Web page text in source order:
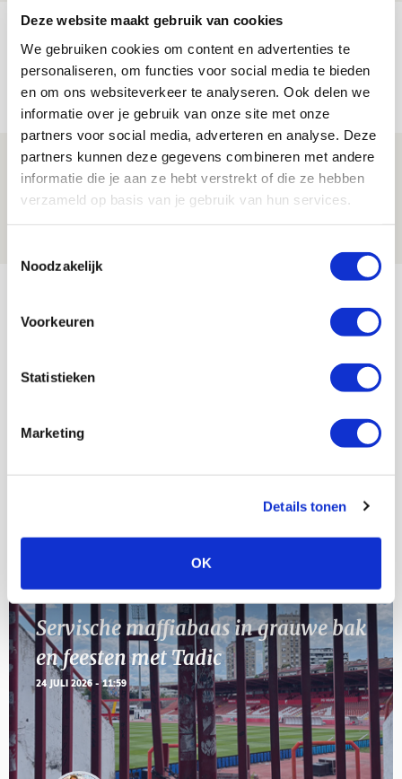
Deze website maakt gebruik van cookies
We gebruiken cookies om content en advertenties te
personaliseren, om functies voor social media te bieden
en om ons websiteverkeer te analyseren. Ook delen we
informatie over je gebruik van onze site met onze
partners voor social media, adverteren en analyse. Deze
partners kunnen deze gegevens combineren met andere
informatie die je aan ze hebt verstrekt of die ze hebben
verzameld op basis van je gebruik van hun services.
Noodzakelijk
Voorkeuren
Statistieken
Marketing
Details tonen
OK
Míchels elf: met welke formatie begin
jij aan nieuw eredivisieseizoen?
Spelen bij Jong Ajax of Ajax 1? Dat
maakt Abdalla ‘geen reet’ uit
AGENDA
23
Selectiedag ballenjongens/-meiden
Blogs
Servische maffiabaas in grauwe bak
en feesten met Tadic
24 JULI 2026 - 11:59